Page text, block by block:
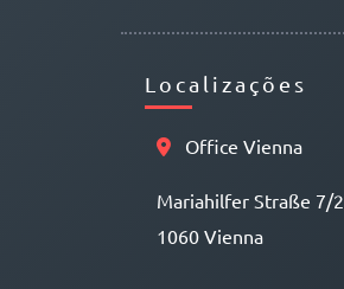
Localizações
Office Vienna
Mariahilfer Straße 7/2
1060 Vienna